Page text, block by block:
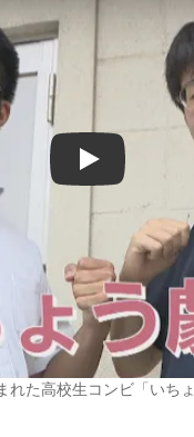
Play
た高校生コンビ「いち